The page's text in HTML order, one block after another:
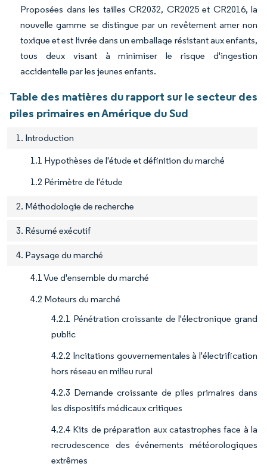
Proposées dans les tailles CR2032, CR2025 et CR2016, la
nouvelle gamme se distingue par un revêtement amer non
toxique et est livrée dans un emballage résistant aux enfants,
tous deux visant à minimiser le risque d'ingestion
accidentelle par les jeunes enfants.
Table des matières du rapport sur le secteur des
piles primaires en Amérique du Sud
1. Introduction
1.1 Hypothèses de l'étude et définition du marché
1.2 Périmètre de l'étude
2. Méthodologie de recherche
3. Résumé exécutif
4. Paysage du marché
4.1 Vue d'ensemble du marché
4.2 Moteurs du marché
4.2.1 Pénétration croissante de l'électronique grand
public
4.2.2 Incitations gouvernementales à l'électrification
hors réseau en milieu rural
4.2.3 Demande croissante de piles primaires dans
les dispositifs médicaux critiques
4.2.4 Kits de préparation aux catastrophes face à la
recrudescence des événements météorologiques
extrêmes